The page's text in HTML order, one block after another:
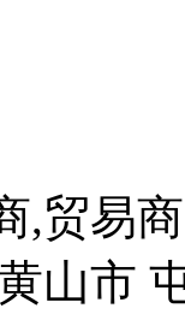
,贸易商
山市